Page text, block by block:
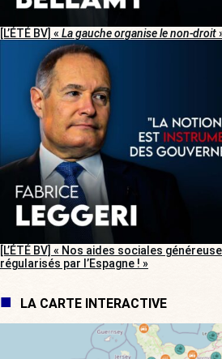
[L’ÉTÉ BV] « La gauche organise le non-droit
[L’ÉTÉ BV] « Nos aides sociales
régularisés par l’Espagne ! »
LA CARTE INTERACTIVE